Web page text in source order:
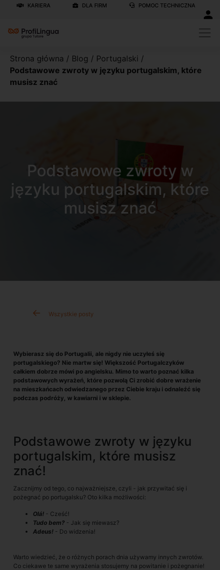
KARIERA DLA FIRM POMOC TECHNICZNA
Strona główna / Blog / Portugalski /
Podstawowe zwroty w języku portugalskim, które
musisz znać
Podstawowe zwroty w
języku portugalskim, które
musisz znać
Wszystkie posty
Wybierasz się do Portugalii, ale nigdy nie uczyłeś się
portugalskiego? Nie martw się! Większość Portugalczyków
całkiem dobrze mówi po angielsku. Mimo to warto poznać kilka
podstawowych wyrażeń, które pozwolą Ci zrobić dobre wrażenie
na mieszkańcach odwiedzanego przez Ciebie kraju i odnaleźć się
podczas podróży, w kawiarni i w sklepie.
Podstawowe zwroty w języku
portugalskim, które musisz
znać!
Zacznijmy od tego, co najważniejsze, czyli - jak przywitać się i
pożegnać po portugalsku? Oto kilka możliwości:
Olá! - Cześć!
Tudo bem? - Jak się miewasz?
Adeus! - Do widzenia!
Warto wiedzieć, że o różnych porach dnia używamy innych zwrotów.
Co ciekawe te same wyrażenia stosujemy na powitanie i pożegnanie!